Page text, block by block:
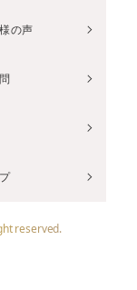
の声
reserved.